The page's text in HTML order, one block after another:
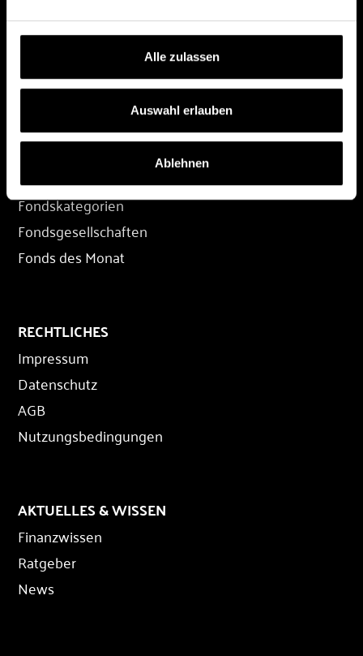
Alle zulassen
Auswahl erlauben
Ablehnen
Depot übertragen
Depot-Login
FONDS
Fondssuche
Fondskategorien
Fondsgesellschaften
Fonds des Monat
RECHTLICHES
Impressum
Datenschutz
AGB
Nutzungsbedingungen
AKTUELLES & WISSEN
Finanzwissen
Ratgeber
News